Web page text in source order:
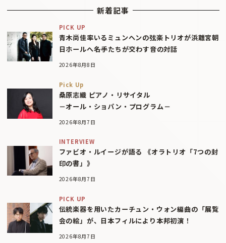
新着記事
PICK UP
青木尚佳率いるミュンヘンの弦楽トリオが浜離宮朝
日ホールへ――名手たちが交わす音の対話
2026年8月8日
Pick Up
桑原志織 ピアノ・リサイタル
－オール・ショパン・プログラム－
2026年8月7日
INTERVIEW
ファビオ・ルイージが語る 《オラトリオ「7つの封
印の書」》
2026年8月7日
PICK UP
伝統楽器を用いたカーチュン・ウォン編曲の「展覧
会の絵」が、日本フィルにより本邦初演！
2026年8月7日